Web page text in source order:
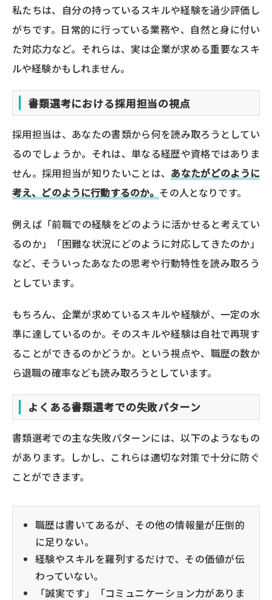
私たちは、自分の持っているスキルや経験を過少評価し
がちです。日常的に行っている業務や、自然と身に付い
た対応力など。それらは、実は企業が求める重要なスキ
ルや経験かもしれません。
書類選考における採用担当の視点
採用担当は、あなたの書類から何を読み取ろうとしてい
るのでしょうか。それは、単なる経歴や資格ではありま
せん。採用担当が知りたいことは、 あなたがどのように
考え、どのように行動するのか。 その人となりです。
例えば「前職での経験をどのように活かせると考えてい
るのか」「困難な状況にどのように対応してきたのか」
など、そういったあなたの思考や行動特性を読み取ろう
としています。
もちろん、企業が求めているスキルや経験が、一定の水
準に達しているのか。そのスキルや経験は自社で再現す
ることができるのかどうか。という視点や、職歴の数か
ら退職の確率なども読み取ろうとしています。
よくある書類選考での失敗パターン
書類選考での主な失敗パターンには、以下のようなもの
があります。しかし、これらは適切な対策で十分に防ぐ
ことができます。
職歴は書いてあるが、その他の情報量が圧倒的
に足りない。
経験やスキルを羅列するだけで、その価値が伝
わっていない。
「誠実です」「コミュニケーション力がありま